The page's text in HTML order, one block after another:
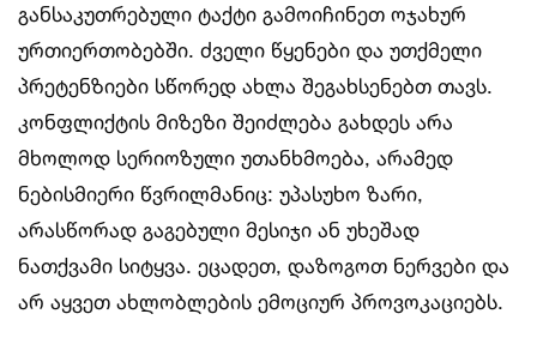
განსაკუთრებული ტაქტი გამოიჩინეთ ოჯახურ
ურთიერთობებში. ძველი წყენები და უთქმელი
პრეტენზიები სწორედ ახლა შეგახსენებთ თავს.
კონფლიქტის მიზეზი შეიძლება გახდეს არა
მხოლოდ სერიოზული უთანხმოება, არამედ
ნებისმიერი წვრილმანიც: უპასუხო ზარი,
არასწორად გაგებული მესიჯი ან უხეშად
ნათქვამი სიტყვა. ეცადეთ, დაზოგოთ ნერვები და
არ აყვეთ ახლობლების ემოციურ პროვოკაციებს.